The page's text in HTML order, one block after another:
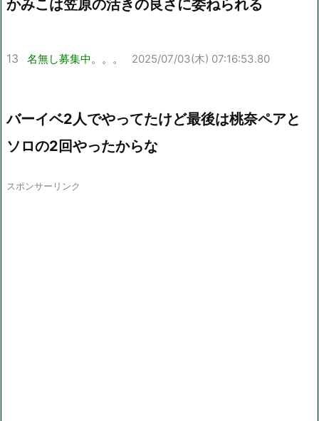
かみこは笠原の活きの良さに委ねられる
13 名無し募集中。。。 2025/07/03(木) 07:16:53.80
バーイベ2人でやってたけど最後は桃奈ペアと
ソロの2回やったからな
スポンサーリンク